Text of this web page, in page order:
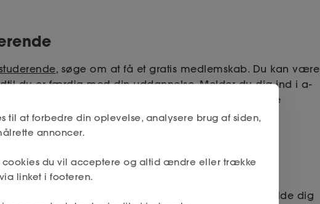
, søge om at få et gratis medlemskab. Du kan være
du er færdig med din uddannelse. Melder du dig ind i a-
uddannelse, så er du sikret dagpenge fra din første
på forskellige måder. Du kan enten tilmelde dig
til at forbedre din oplevelse, analysere brug af siden,
annoncer.
cookies du vil acceptere og altid ændre eller trække
linket i footeren.